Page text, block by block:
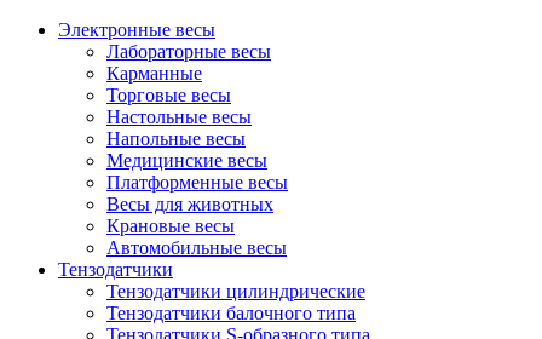
Электронные весы
Лабораторные весы
Карманные
Торговые весы
Настольные весы
Напольные весы
Медицинские весы
Платформенные весы
Весы для животных
Крановые весы
Автомобильные весы
Тензодатчики
Тензодатчики цилиндрические
Тензодатчики балочного типа
Тензодатчики S-образного типа